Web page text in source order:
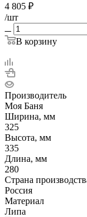
4 805 ₽
/шт
В корзину
Производитель
Моя Баня
Ширина, мм
325
Высота, мм
335
Длина, мм
280
Страна
Россия
Материал
Липа